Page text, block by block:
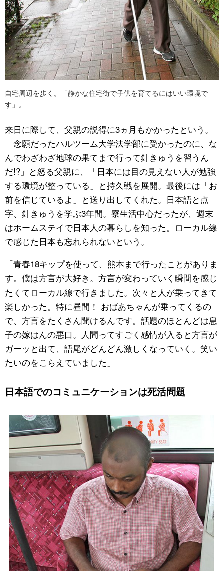
自宅周辺を歩く。「静かな住宅街で子供を育てるにはいい環境で
す」。
来日に際して、父親の説得に3ヵ月もかかったという。
「念願だったハルツーム大学法学部に受かったのに、な
んでわざわざ地球の果てまで行って針きゅうを習うん
だ!?」と怒る父親に、「日本には目の見えない人が勉強
する環境が整っている」と持久戦を展開。最後には「お
前を信じているよ」と送り出してくれた。日本語と点
字、針きゅうを学ぶ3年間。寮生活中心だったが、週末
はホームステイで日本人の暮らしを知った。ローカル線
で感じた日本も忘れられないという。
「青春18キップを使って、熊本まで行ったことがありま
す。僕は方言が大好き。方言が変わっていく瞬間を感じ
たくてローカル線で行きました。次々と人が乗ってきて
楽しかった。特に昼間！ おばあちゃんが乗ってくるの
で、方言をたくさん聞けるんです。話題のほとんどは息
子の嫁はんの悪口。人間ってすごく感情が入ると方言が
ガーッと出て、語尾がどんどん激しくなっていく。笑い
たいのをこらえていました」
日本語でのコミュニケーションは死活問題